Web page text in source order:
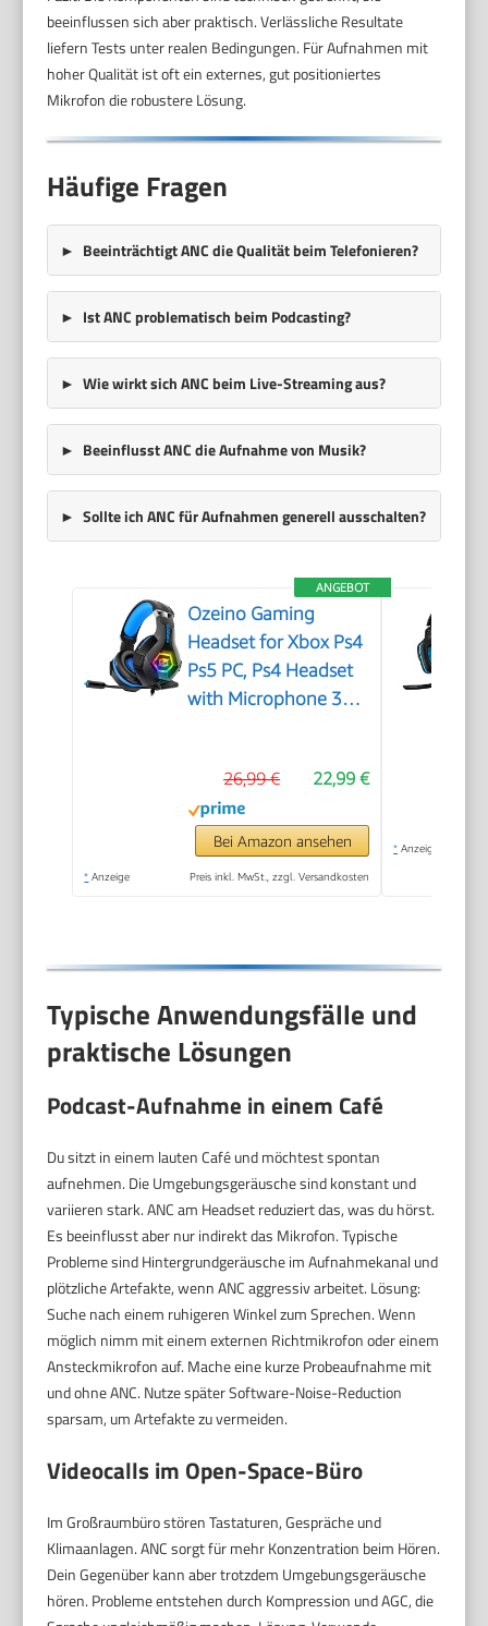
beeinflussen sich aber praktisch. Verlässliche Resultate
liefern Tests unter realen Bedingungen. Für Aufnahmen mit
hoher Qualität ist oft ein externes, gut positioniertes
Mikrofon die robustere Lösung.
Häufige Fragen
Beeinträchtigt ANC die Qualität beim Telefonieren?
Ist ANC problematisch beim Podcasting?
Wie wirkt sich ANC beim Live-Streaming aus?
Beeinflusst ANC die Aufnahme von Musik?
Sollte ich ANC für Aufnahmen generell ausschalten?
ANGEBOT
Ozeino Gaming
Headset for Xbox Ps4
Ps5 PC, Ps4 Headset
with Microphone 3D
Cancelling RGB Lights
22,99 €
26,99 €
Bei Amazon ansehen
* Anzeige Preis inkl. MwSt., zzgl. Versandkosten
* Anzeige
Typische Anwendungsfälle und
praktische Lösungen
Podcast-Aufnahme in einem Café
Du sitzt in einem lauten Café und möchtest spontan
aufnehmen. Die Umgebungsgeräusche sind konstant und
variieren stark. ANC am Headset reduziert das, was du hörst.
Es beeinflusst aber nur indirekt das Mikrofon. Typische
Probleme sind Hintergrundgeräusche im Aufnahmekanal und
plötzliche Artefakte, wenn ANC aggressiv arbeitet. Lösung:
Suche nach einem ruhigeren Winkel zum Sprechen. Wenn
möglich nimm mit einem externen Richtmikrofon oder einem
Ansteckmikrofon auf. Mache eine kurze Probeaufnahme mit
und ohne ANC. Nutze später Software-Noise-Reduction
sparsam, um Artefakte zu vermeiden.
Videocalls im Open-Space-Büro
Im Großraumbüro stören Tastaturen, Gespräche und
Klimaanlagen. ANC sorgt für mehr Konzentration beim Hören.
Dein Gegenüber kann aber trotzdem Umgebungsgeräusche
hören. Probleme entstehen durch Kompression und AGC, die